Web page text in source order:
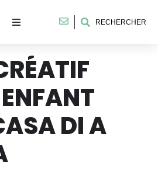
RECHERCHER
DI A